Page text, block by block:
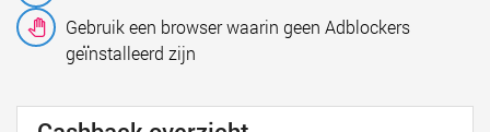
Gebruik een browser waarin geen Adblockers
geïnstalleerd zijn